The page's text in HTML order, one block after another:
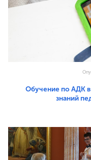
Обучение по АДК
знаний